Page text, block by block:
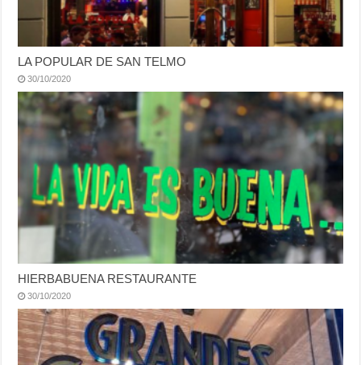
LA POPULAR DE SAN TELMO
30/10/2020
HIERBABUENA RESTAURANTE
30/10/2020